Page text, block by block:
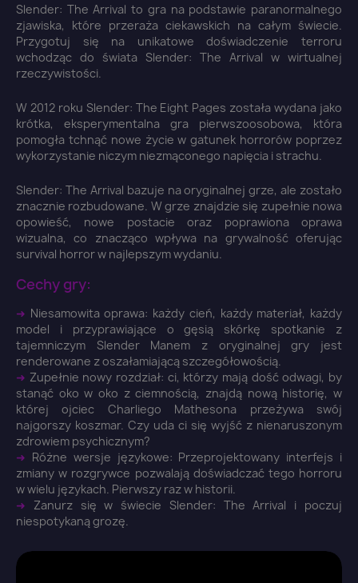
Slender: The Arrival to gra na podstawie paranormalnego
zjawiska, które przeraża ciekawskich na całym świecie.
Przygotuj się na unikatowe doświadczenie terroru
wchodząc do świata Slender: The Arrival w wirtualnej
rzeczywistości.
W 2012 roku Slender: The Eight Pages została wydana jako
krótka, eksperymentalna gra pierwszoosobowa, która
pomogła tchnąć nowe życie w gatunek horrorów poprzez
wykorzystanie niczym niezmąconego napięcia i strachu.
Slender: The Arrival bazuje na oryginalnej grze, ale zostało
znacznie rozbudowane. W grze znajdzie się zupełnie nowa
opowieść, nowe postacie oraz poprawiona oprawa
wizualna, co znacząco wpływa na grywalność oferując
survival horror w najlepszym wydaniu.
Cechy gry:
➜ Niesamowita oprawa: każdy cień, każdy materiał, każdy
model i przyprawiające o gęsią skórkę spotkanie z
tajemniczym Slender Manem z oryginalnej gry jest
renderowane z oszałamiającą szczegółowością.
➜ Zupełnie nowy rozdział: ci, którzy mają dość odwagi, by
stanąć oko w oko z ciemnością, znajdą nową historię, w
której ojciec Charliego Mathesona przeżywa swój
najgorszy koszmar. Czy uda ci się wyjść z nienaruszonym
zdrowiem psychicznym?
➜ Różne wersje językowe: Przeprojektowany interfejs i
zmiany w rozgrywce pozwalają doświadczać tego horroru
w wielu językach. Pierwszy raz w historii.
➜ Zanurz się w świecie Slender: The Arrival i poczuj
niespotykaną grozę.
Zaloguj się ×